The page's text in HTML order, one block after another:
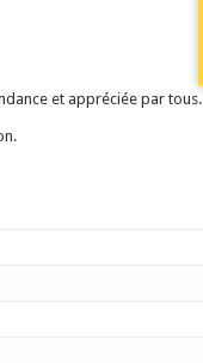
et appréciée par tous.